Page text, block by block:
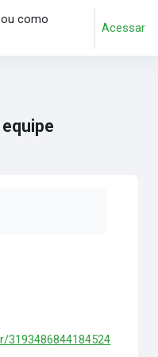
como
Acessar
3193486844184524